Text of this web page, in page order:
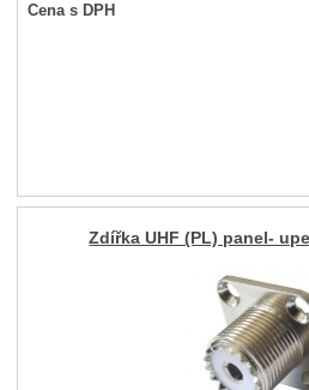
Cena s DPH
Zdířka UHF (PL) panel-